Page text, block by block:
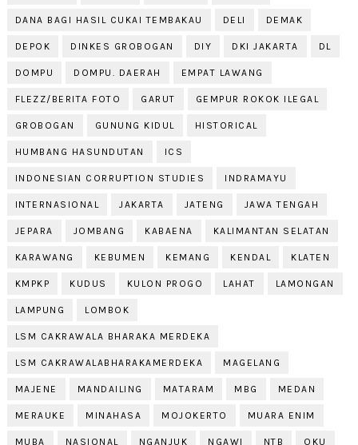
DANA BAGI HASIL CUKAI TEMBAKAU DELI DEMAK
DEPOK DINKES GROBOGAN DIY DKI JAKARTA DL
DOMPU DOMPU. DAERAH EMPAT LAWANG
FLEZZ/BERITA FOTO GARUT GEMPUR ROKOK ILEGAL
GROBOGAN GUNUNG KIDUL HISTORICAL
HUMBANG HASUNDUTAN ICS
INDONESIAN CORRUPTION STUDIES INDRAMAYU
INTERNASIONAL JAKARTA JATENG JAWA TENGAH
JEPARA JOMBANG KABAENA KALIMANTAN SELATAN
KARAWANG KEBUMEN KEMANG KENDAL KLATEN
KMPKP KUDUS KULON PROGO LAHAT LAMONGAN
LAMPUNG LOMBOK
LSM CAKRAWALA BHARAKA MERDEKA
LSM CAKRAWALABHARAKAMERDEKA MAGELANG
MAJENE MANDAILING MATARAM MBG MEDAN
MERAUKE MINAHASA MOJOKERTO MUARA ENIM
MUBA NASIONAL NGANJUK NGAWI NTB OKU